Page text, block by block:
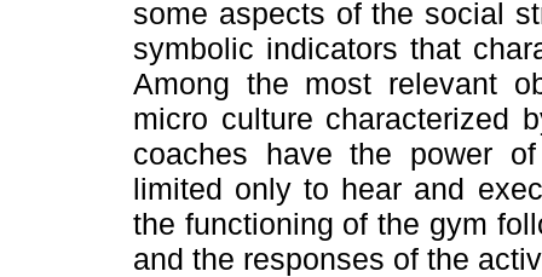
some aspects of the social
symbolic indicators that
Among the most relevant
micro culture characterized
coaches have the power
limited only to hear and
the functioning of the gym
and the responses of the